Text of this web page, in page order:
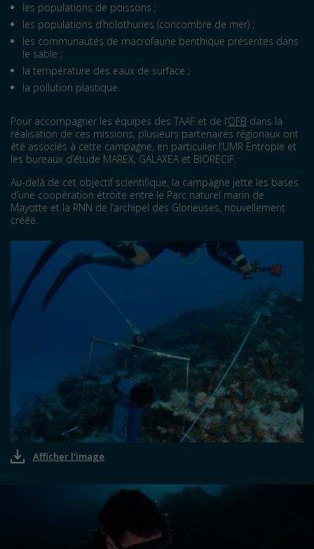
Afficher l'image
les populations de poissons ;
les populations d’holothuries (concombre de mer) ;
les communautés de macrofaune benthique présentes dans
le sable ;
la température des eaux de surface ;
la pollution plastique.
Pour accompagner les équipes des TAAF et de l’OFB dans la
réalisation de ces missions, plusieurs partenaires régionaux ont
été associés à cette campagne, en particulier l’UMR Entropie et
les bureaux d’étude MAREX, GALAXEA et BIORECIF.
Au-delà de cet objectif scientifique, la campagne jette les bases
d’une coopération étroite entre le Parc naturel marin de
Mayotte et la RNN de l’archipel des Glorieuses, nouvellement
créée.